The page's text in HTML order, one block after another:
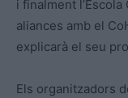
i finalment
aliances amb el
explicarà el seu
Els organitzadors